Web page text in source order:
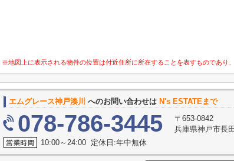
※地図上に表示される物件の位置は付近住所に所在することを表すものであり
エムグレース神戸湊川 へのお問い合わせは N's ESTATEまで
078-786-3445
〒653-0842
兵庫県神戸市長
10:00～24:00 定休日:年中無休